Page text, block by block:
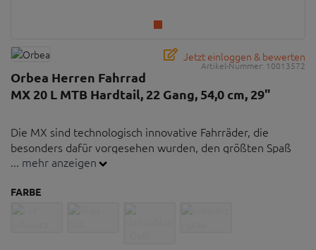
Jetzt einloggen & bewerten
Artikel-Nummer: 10013572
Orbea Herren Fahrrad
MX 20 L MTB Hardtail, 22 Gang, 54,0 cm, 29"
Die MX sind technologisch innovative Fahrräder, die
besonders dafür vorgesehen wurden, den größten Spaß
mit dem authentischsten Mountainbike-Geist zu genießen:
Routen, besondere Ausflüge, viel Gelächter und viel
Natur...Mountainbike pur!
... mehr anzeigen
FARBE